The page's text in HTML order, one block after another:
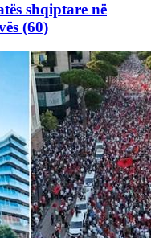
shqiptare në
(60)